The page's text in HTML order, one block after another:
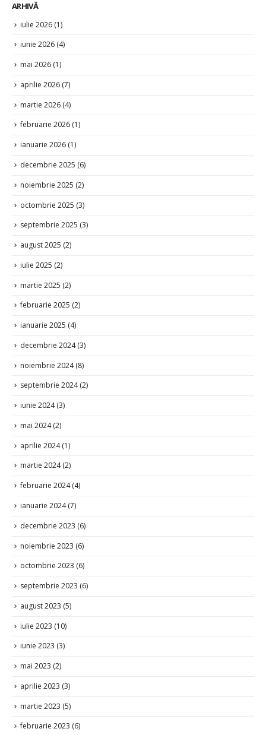
ARHIVĂ
iulie 2026 (1)
iunie 2026 (4)
mai 2026 (1)
aprilie 2026 (7)
martie 2026 (4)
februarie 2026 (1)
ianuarie 2026 (1)
decembrie 2025 (6)
noiembrie 2025 (2)
octombrie 2025 (3)
septembrie 2025 (3)
august 2025 (2)
iulie 2025 (2)
martie 2025 (2)
februarie 2025 (2)
ianuarie 2025 (4)
decembrie 2024(3)
noiembrie 2024(8)
septembrie 2024(2)
iunie 2024(3)
mai 2024(2)
aprilie 2024(1)
martie 2024(2)
februarie 2024(4)
ianuarie 2024(7)
decembrie 2023 (6)
noiembrie 2023 (6)
octombrie 2023 (6)
septembrie 2023 (6)
august 2023 (5)
iulie 2023 (10)
iunie 2023 (3)
mai 2023 (2)
aprilie 2023 (3)
martie 2023 (5)
februarie 2023 (6)